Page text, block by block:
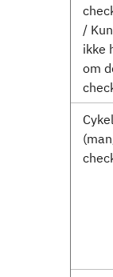
/
ikke
om
Cykel